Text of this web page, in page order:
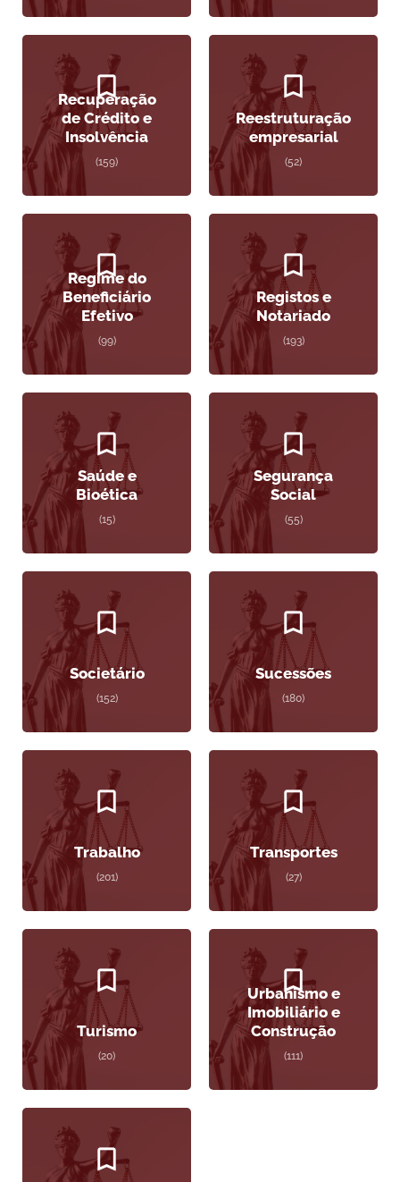
Recuperação
de Crédito e
Insolvência
(159)
Reestruturação
empresarial
(52)
Regime do
Beneficiário
Efetivo
(99)
Registos e
Notariado
(193)
Saúde e
Bioética
(15)
Segurança
Social
(55)
Societário
(152)
Sucessões
(180)
Trabalho
(201)
Transportes
(27)
Turismo
(20)
Urbanismo e
Imobiliário e
Construção
(111)